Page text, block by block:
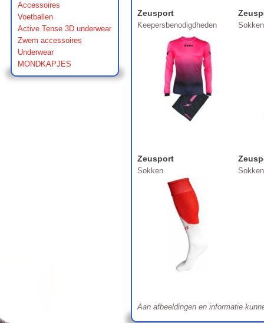
Accessoires
Voetballen
Active Tense 3D underwear
Zwem accessoires
Underwear
MONDKAPJES
Zeusport
Keepersbenodigdheden Sokken
Zeusport
Sokken Sokken
Aan afbeeldingen en informatie